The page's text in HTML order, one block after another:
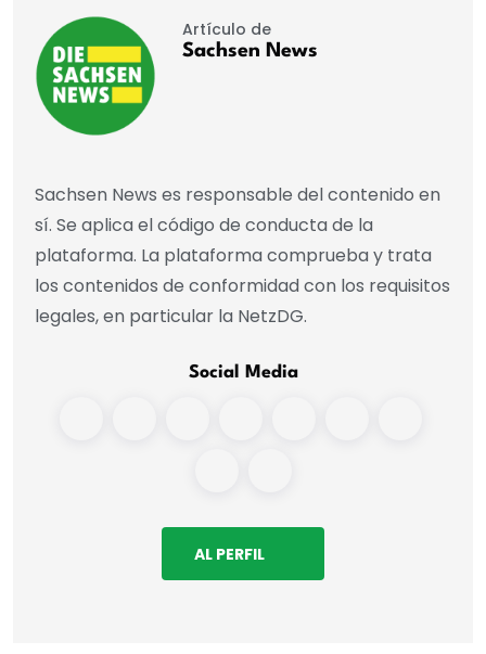
Artículo de
Sachsen News
Sachsen News es responsable del contenido en
sí. Se aplica el código de conducta de la
plataforma. La plataforma comprueba y trata
los contenidos de conformidad con los requisitos
legales, en particular la NetzDG.
Social Media
AL PERFIL